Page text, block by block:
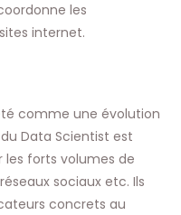
les
internet.
comme une évolution
Data Scientist est
les forts volumes de
sociaux etc. Ils
concrets au